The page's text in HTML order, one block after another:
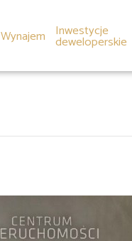
Wynajem Inwestycje
deweloperskie